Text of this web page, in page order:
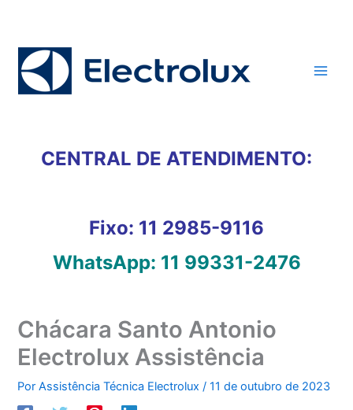
conteúdo
CENTRAL DE ATENDIMENTO:
Fixo: 11 2985-9116
WhatsApp: 11 99331-2476
Chácara Santo Antonio
Electrolux Assistência
PorAssistência Técnica Electrolux/11 de outubro de 2023